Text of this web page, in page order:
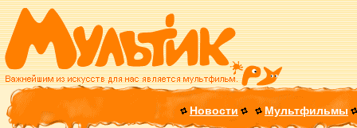
Новости Мультфильмы